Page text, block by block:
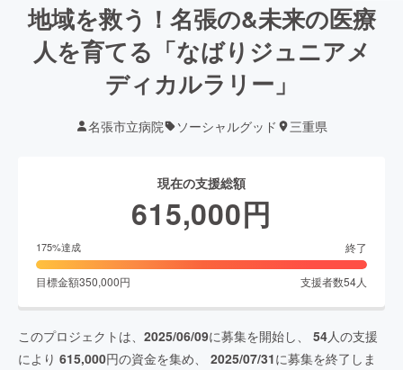
地域を救う！名張の&未来の医療
人を育てる「なばりジュニアメ
ディカルラリー」
名張市立病院 ソーシャルグッド 三重県
現在の支援総額
615,000円
175%達成 終了
目標金額350,000円 支援者数54人
このプロジェクトは、 2025/06/09に募集を開始し、 54人の支援
により 615,000円の資金を集め、 2025/07/31に募集を終了しま